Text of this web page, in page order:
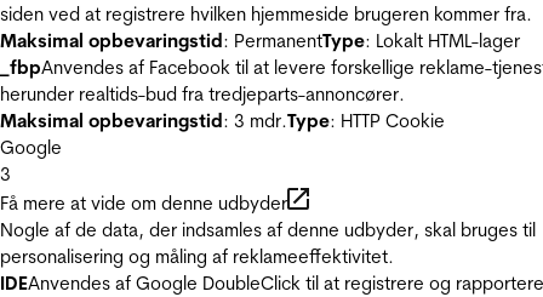
siden ved at registrere hvilken hjemmeside brugeren kommer fra.
Maksimal opbevaringstid: PermanentType: Lokalt HTML-lager
_fbpAnvendes af Facebook til at levere forskellige reklame-
herunder realtids-bud fra tredjeparts-annoncører.
Maksimal opbevaringstid: 3 mdr.Type: HTTP Cookie
Google
3
Få mere at vide om denne udbyder
Nogle af de data, der indsamles af denne udbyder, skal bruges til
personalisering og måling af reklameeffektivitet.
IDEAnvendes af Google DoubleClick til at registrere og